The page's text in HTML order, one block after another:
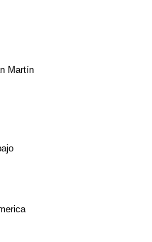
Martín